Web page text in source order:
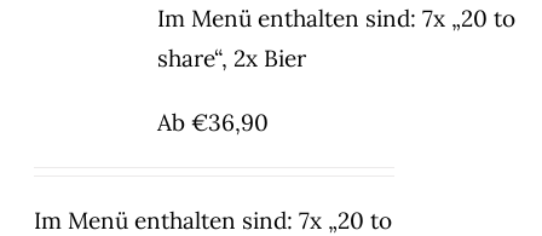
Im Menü enthalten sind: 7x „20 to
share“, 2x Bier
Ab€36,90
Im Menü enthalten sind: 7x „20 to